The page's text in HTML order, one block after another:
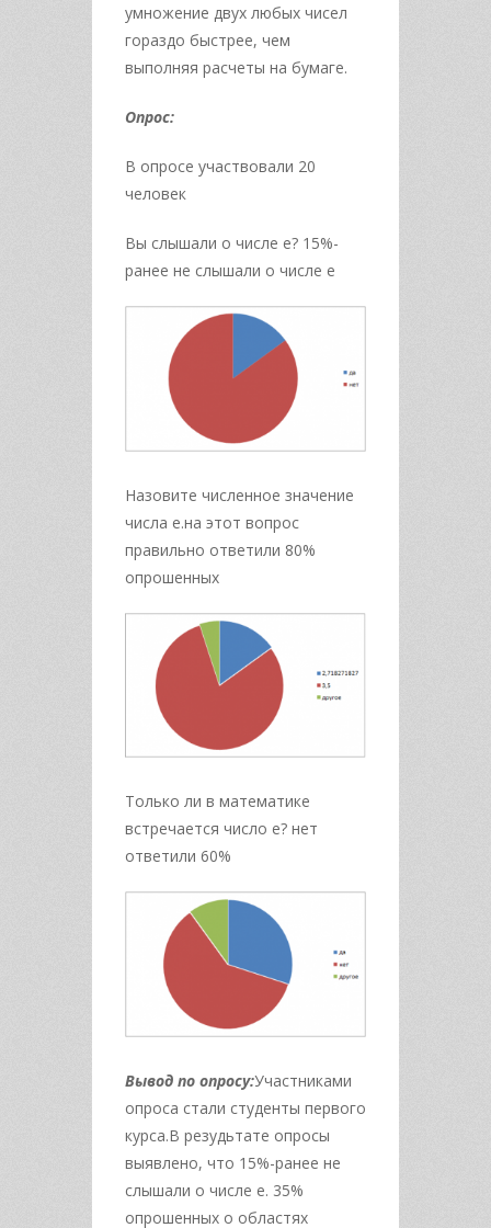
умножение двух любых чисел
гораздо быстрее, чем
выполняя расчеты на бумаге.
Опрос:
В опросе участвовали 20
человек
Вы слышали о числе е? 15%-
ранее не слышали о числе е
Назовите численное значение
числа е.на этот вопрос
правильно ответили 80%
опрошенных
Только ли в математике
встречается число е? нет
ответили 60%
Вывод по опросу:Участниками
опроса стали студенты первого
курса.В резудьтате опросы
выявлено, что 15%-ранее не
слышали о числе е. 35%
опрошенных о областях